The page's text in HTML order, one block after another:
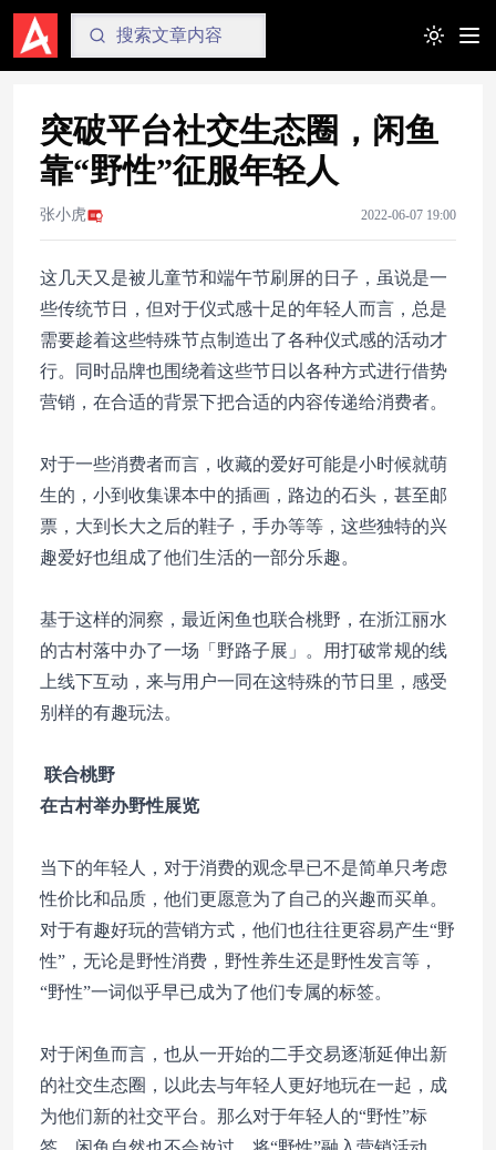
Toggle
突破平台社交生态圈，闲鱼
靠“野性”征服年轻人
张小虎 2022-06-07 19:00
这几天又是被儿童节和端午节刷屏的日子，虽说是一
些传统节日，但对于仪式感十足的年轻人而言，总是
需要趁着这些特殊节点制造出了各种仪式感的活动才
行。同时品牌也围绕着这些节日以各种方式进行借势
营销，在合适的背景下把合适的内容传递给消费者。
对于一些消费者而言，收藏的爱好可能是小时候就萌
生的，小到收集课本中的插画，路边的石头，甚至邮
票，大到长大之后的鞋子，手办等等，这些独特的兴
趣爱好也组成了他们生活的一部分乐趣。
基于这样的洞察，最近闲鱼也联合桃野，在浙江丽水
的古村落中办了一场「野路子展」。用打破常规的线
上线下互动，来与用户一同在这特殊的节日里，感受
别样的有趣玩法。
联合桃野
在古村举办野性展览
当下的年轻人，对于消费的观念早已不是简单只考虑
性价比和品质，他们更愿意为了自己的兴趣而买单。
对于有趣好玩的营销方式，他们也往往更容易产生“野
性”，无论是野性消费，野性养生还是野性发言等，
“野性”一词似乎早已成为了他们专属的标签。
对于闲鱼而言，也从一开始的二手交易逐渐延伸出新
的社交生态圈，以此去与年轻人更好地玩在一起，成
为他们新的社交平台。那么对于年轻人的“野性”标